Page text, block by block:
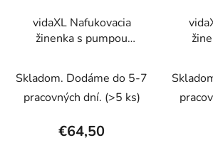
vidaXL Nafukovacia
žinenka s pumpou
modrá
Skladom. Dodáme do 5-7
pracovných dní. (>5 ks)
€64,50